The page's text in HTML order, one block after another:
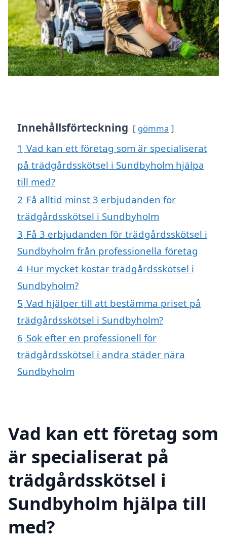
Innehållsförteckning gömma
1 Vad kan ett företag som är specialiserat
på trädgårdsskötsel i Sundbyholm hjälpa
till med?
2 Få alltid minst 3 erbjudanden för
trädgårdsskötsel i Sundbyholm
3 Få 3 erbjudanden för trädgårdsskötsel i
Sundbyholm från professionella företag
4 Hur mycket kostar trädgårdsskötsel i
Sundbyholm?
5 Vad hjälper till att bestämma priset på
trädgårdsskötsel i Sundbyholm?
6 Sök efter en professionell för
trädgårdsskötsel i andra städer nära
Sundbyholm
Vad kan ett företag som
är specialiserat på
trädgårdsskötsel i
Sundbyholm hjälpa till
med?